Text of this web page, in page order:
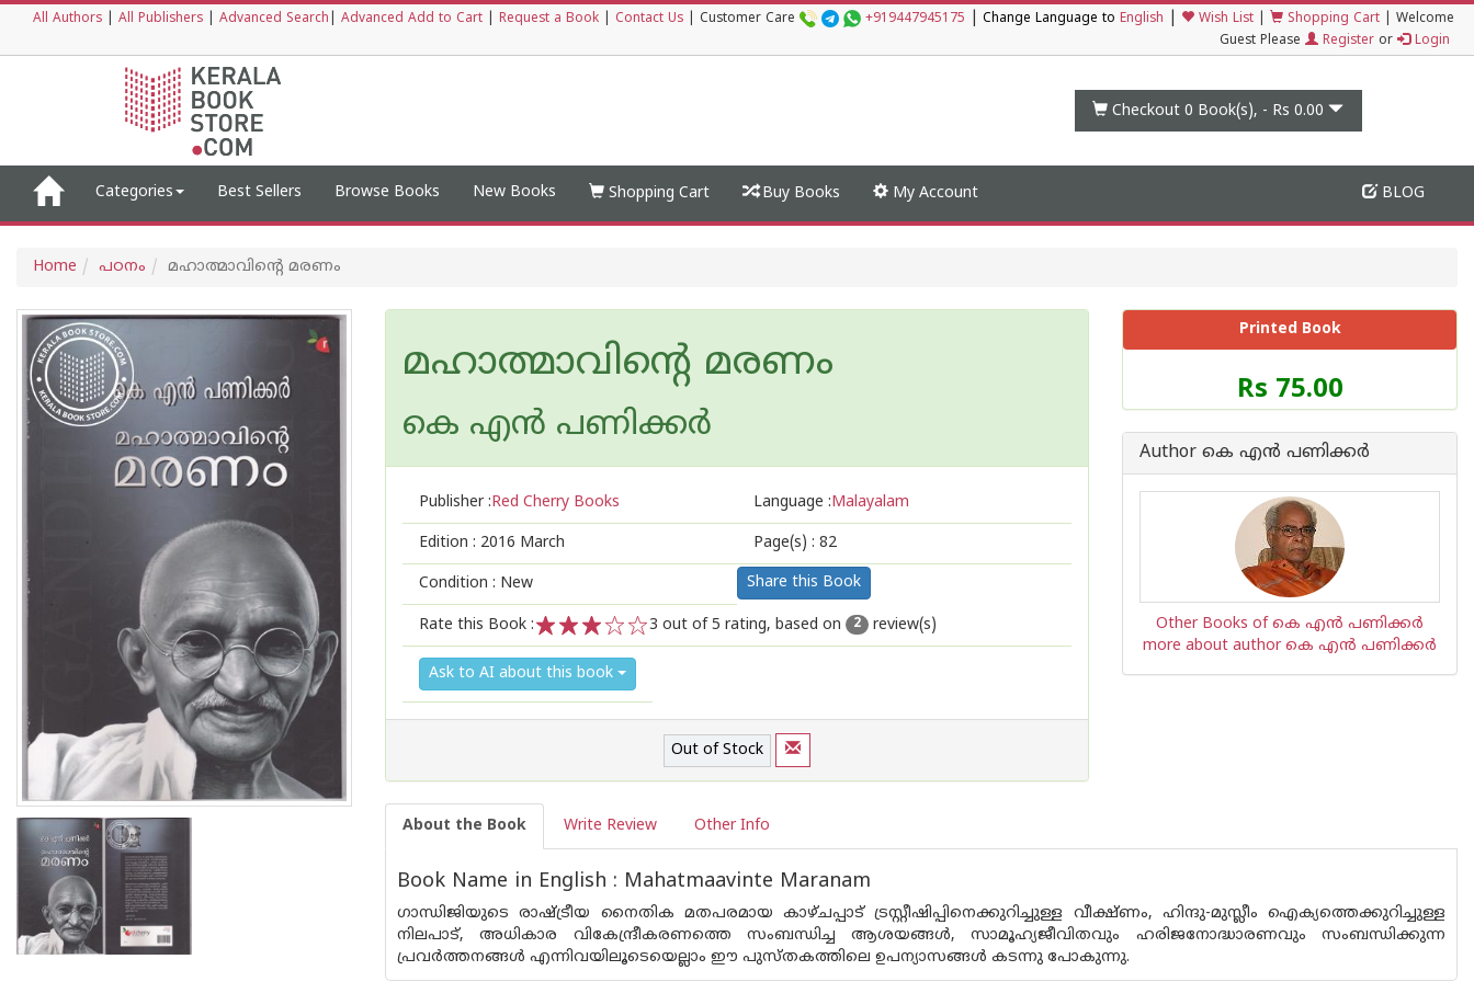
All Authors All Publishers Advanced Search Advanced Add to Cart Request a Book Contact Us Customer Care +919447945175 Change Language to English Wish List Shopping Cart
Welcome
Guest Please
Register or Login
Checkout 0 Book(s), - Rs 0.00
Categories Best Sellers Browse Books New Books Shopping Cart Buy Books My Account BLOG
Home പഠനം മഹാത്മാവിന്റെ മരണം
മഹാത്മാവിന്റെ മരണം
കെ എന്‍ പണിക്കര്‍
Publisher :Red Cherry Books Language :Malayalam
Edition : 2016 March Page(s) : 82
Condition : New
Rate this Book :
5
4
3
2
1
3 out of 5 rating, based on 2 review(s)
Share this Book
Ask to AI about this book
Out of Stock
Printed Book
Price
of
Book
Rs 75.00
Author കെ എന്‍ പണിക്കര്‍
Other Books of കെ എന്‍ പണിക്കര്‍
more about author കെ എന്‍ പണിക്കര്‍
About the Book Write Review Other Info
Book Name in English : Mahatmaavinte Maranam
ഗാന്ധിജിയുടെ രാഷ്ട്രീയ നൈതിക മതപരമായ കാഴ്ചപ്പാട് ട്രസ്റ്റീഷിപ്പിനെക്കുറിച്ചുള്ള വീക്ഷ്ണം, ഹിന്ദു-മുസ്ലീം ഐക്യത്തെക്കുറിച്ചുള്ള
നിലപാട്, അധികാര വികേന്ദ്രീകരണത്തെ സംബന്ധിച്ച ആശയങ്ങള്‍, സാമൂഹ്യജീവിതവും ഹരിജനോദ്ധാരണവും സംബന്ധിക്കുന്ന
പ്രവര്‍ത്തനങ്ങള്‍ എന്നിവയിലൂടെയെല്ലാം ഈ പുസ്തകത്തിലെ ഉപന്യാസങ്ങള്‍ കടന്നു പോകുന്നു.